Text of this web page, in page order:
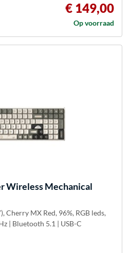
€ 149,00
Op voorraad
Wireless Mechanical
Cherry MX Red, 96%, RGB leds,
| Bluetooth 5.1 | USB-C